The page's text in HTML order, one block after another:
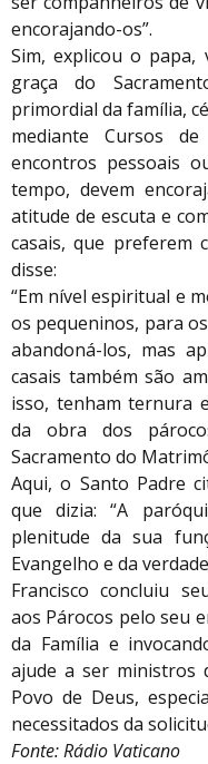
encorajando-os”.
Sim, explicou o papa,
graça do
primordial da família,
mediante Cursos
encontros pessoais
tempo, devem
atitude de escuta e
casais, que preferem
disse:
“Em nível espiritual e
os pequeninos, para
abandoná-los, mas
casais também são
isso, tenham ternura
da obra dos
Sacramento do
Aqui, o Santo Padre
que dizia: “A
plenitude da sua
Evangelho e da
Francisco concluiu
aos Párocos pelo seu
da Família e
ajude a ser ministros
Povo de Deus,
necessitados da
Fonte: Rádio Vaticano